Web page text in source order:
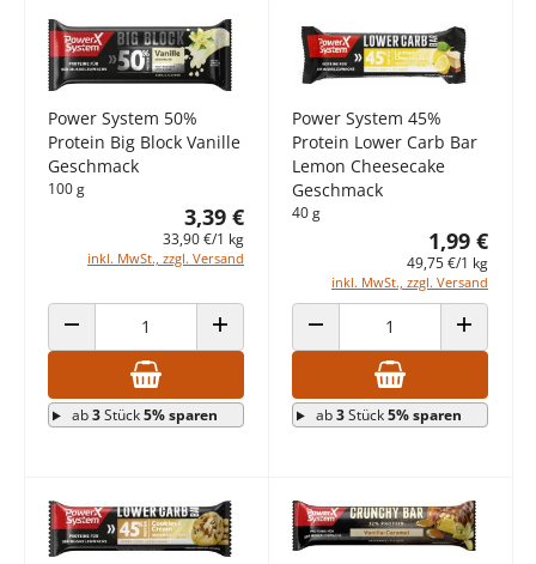
Power System 50%
Protein Big Block Vanille
Geschmack
100 g
3,39 €
33,90 €/1 kg
inkl. MwSt., zzgl. Versand
ANZAHL VERRINGERN ANZAHL ERHÖHEN
ab3Stück5% sparen
Power System 45%
Protein Lower Carb Bar
Lemon Cheesecake
Geschmack
40 g
1,99 €
49,75 €/1 kg
inkl. MwSt., zzgl. Versand
ANZAHL VERRINGERN ANZAHL
ab3Stück5% sparen